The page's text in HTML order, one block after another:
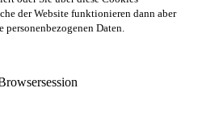
der Website funktionieren dann aber
Daten.